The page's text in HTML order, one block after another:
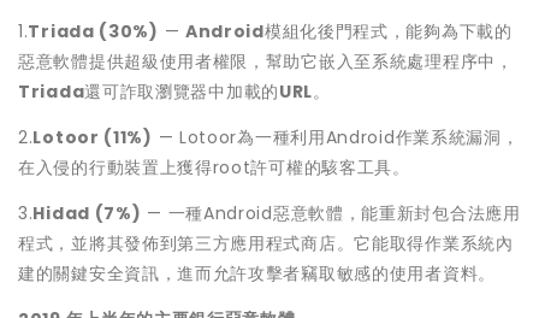
1.Triada (30%) — Android模組化後門程式，能夠為下載的
惡意軟體提供超級使用者權限，幫助它嵌入至系統處理程序中，
Triada還可詐取瀏覽器中加載的URL。
2.Lotoor (11%) — Lotoor為一種利用Android作業系統漏洞，
在入侵的行動裝置上獲得root許可權的駭客工具。
3.Hidad (7%) — 一種Android惡意軟體，能重新封包合法應用
程式，並將其發佈到第三方應用程式商店。它能取得作業系統內
建的關鍵安全資訊，進而允許攻擊者竊取敏感的使用者資料。